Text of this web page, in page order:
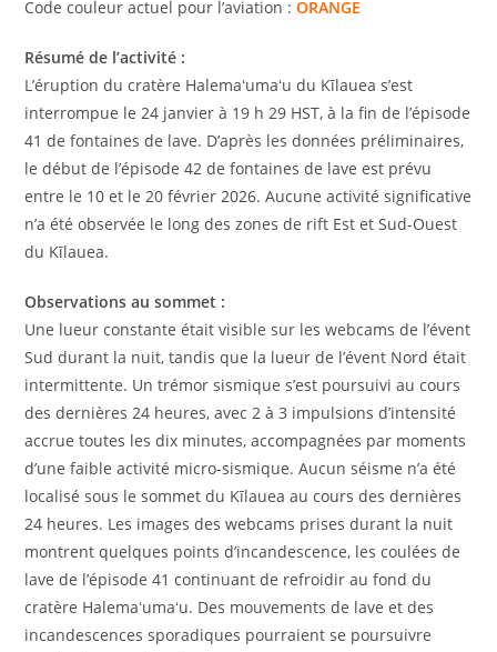
Code couleur actuel pour l’aviation :ORANGE
Résumé de l’activité :
L’éruption du cratère Halemaʻumaʻu du Kīlauea s’est
interrompue le 24 janvier à 19 h 29 HST, à la fin de l’épisode
41 de fontaines de lave. D’après les données préliminaires,
le début de l’épisode 42 de fontaines de lave est prévu
entre le 10 et le 20 février 2026. Aucune activité significative
n’a été observée le long des zones de rift Est et Sud-Ouest
du Kīlauea.
Observations au sommet :
Une lueur constante était visible sur les webcams de l’évent
Sud durant la nuit, tandis que la lueur de l’évent Nord était
intermittente. Un trémor sismique s’est poursuivi au cours
des dernières 24 heures, avec 2 à 3 impulsions d’intensité
accrue toutes les dix minutes, accompagnées par moments
d’une faible activité micro-sismique. Aucun séisme n’a été
localisé sous le sommet du Kīlauea au cours des dernières
24 heures. Les images des webcams prises durant la nuit
montrent quelques points d’incandescence, les coulées de
lave de l’épisode 41 continuant de refroidir au fond du
cratère Halemaʻumaʻu. Des mouvements de lave et des
incandescences sporadiques pourraient se poursuivre